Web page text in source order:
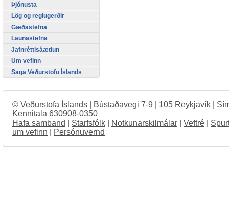
Þjónusta
Lög og reglugerðir
Gæðastefna
Launastefna
Jafnréttisáætlun
Um vefinn
Saga Veðurstofu Íslands
© Veðurstofa Íslands | Bústaðavegi 7-9 | 105 Reykjavík |
Kennitala 630908-0350
Hafa samband
Starfsfólk Notkunarskilmálar Veftré
um vefinn
Persónuvernd